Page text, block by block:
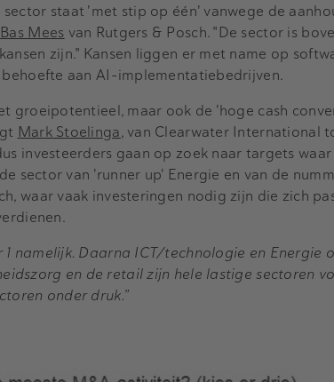
staat 'met stip op één' vanwege de
Bas Mees van Rutgers & Posch. "De sector is
zijn." Kansen liggen er met name op
aan AI-implementatiebedrijven.
groeipotentieel, maar ook de 'hoge cash
Mark Stoelinga, van Clearwater International
investeerders gaan op zoek naar targets
sector van 'runner up' Energie en van de
waar vaak investeringen nodig zijn die zich
namelijk. Daarna ICT/technologie en Energie
en de retail zijn hele lastige sectoren
onder druk.”